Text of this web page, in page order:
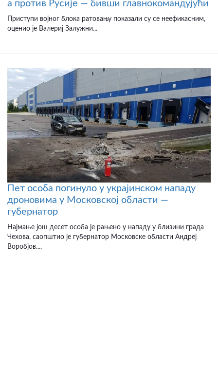
а против Русије — бивши главнокомандујући
Приступи војног блока ратовању показали су се неефикасним,
оценио је Валериј Залужни...
Пет особа погинуло у украјинском нападу
дроновима у Московској области —
губернатор
Најмање још десет особа је рањено у нападу у близини града
Чехова, саопштио је губернатор Московске области Андреј
Воробјов....